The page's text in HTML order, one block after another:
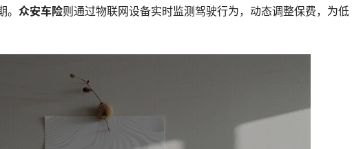
众安车险则通过物联网设备实时监测驾驶行为，动态调整保费，为低